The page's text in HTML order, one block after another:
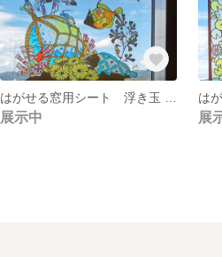
展示中 展